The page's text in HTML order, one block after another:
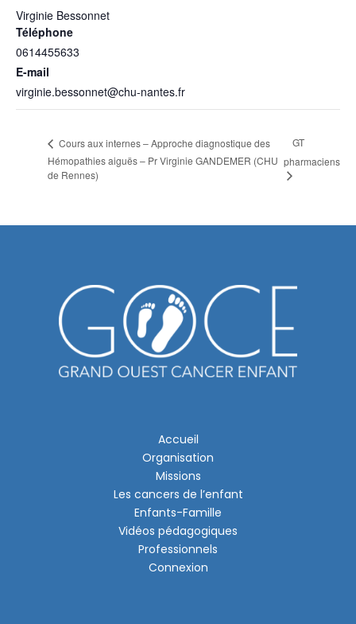
Virginie Bessonnet
Téléphone
0614455633
E-mail
virginie.bessonnet@chu-nantes.fr
Cours aux internes – Approche diagnostique des
Hémopathies aiguës – Pr Virginie GANDEMER (CHU
de Rennes)
GT
pharmaciens
Accueil
Organisation
Missions
Les cancers de l’enfant
Enfants-Famille
Vidéos pédagogiques
Professionnels
Connexion